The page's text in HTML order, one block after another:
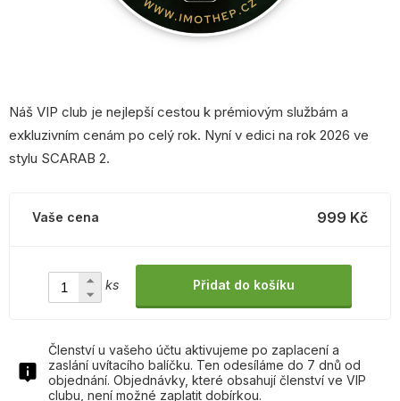
Náš VIP club je nejlepší cestou k prémiovým službám a
exkluzivním cenám po celý rok. Nyní v edici na rok 2026 ve
stylu SCARAB 2.
999 Kč
Vaše cena
ks Přidat do košíku
Členství u vašeho účtu aktivujeme po zaplacení a
zaslání uvítacího balíčku. Ten odesíláme do 7 dnů od
objednání. Objednávky, které obsahují členství ve VIP
clubu, není možné zaplatit dobírkou.